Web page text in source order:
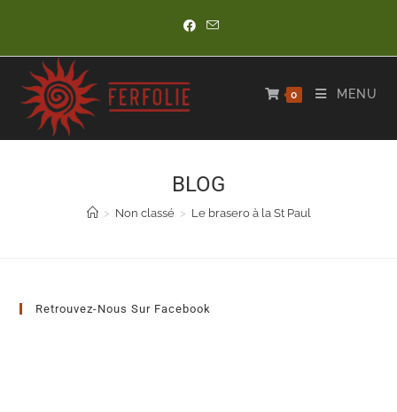
content
0 MENU
BLOG
> Non classé > Le brasero à la St Paul
Retrouvez-Nous Sur Facebook